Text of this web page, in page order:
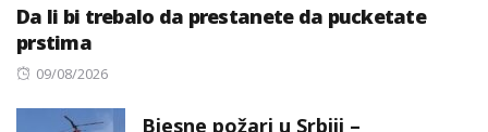
Da li bi trebalo da prestanete da pucketate
prstima
Posted
09/08/2026
Bjesne požari u Srbiji –